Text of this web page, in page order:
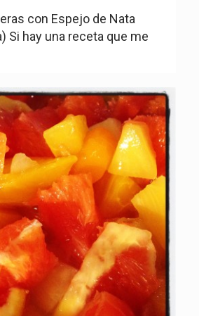
con Espejo de Nata
Si hay una receta que me